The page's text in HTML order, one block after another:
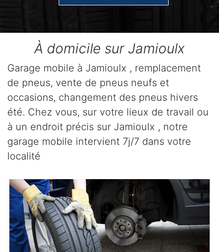
À domicile sur Jamioulx
Garage mobile à Jamioulx , remplacement
de pneus, vente de pneus neufs et
occasions, changement des pneus hivers
été. Chez vous, sur votre lieux de travail ou
à un endroit précis sur Jamioulx , notre
garage mobile intervient 7j/7 dans votre
localité